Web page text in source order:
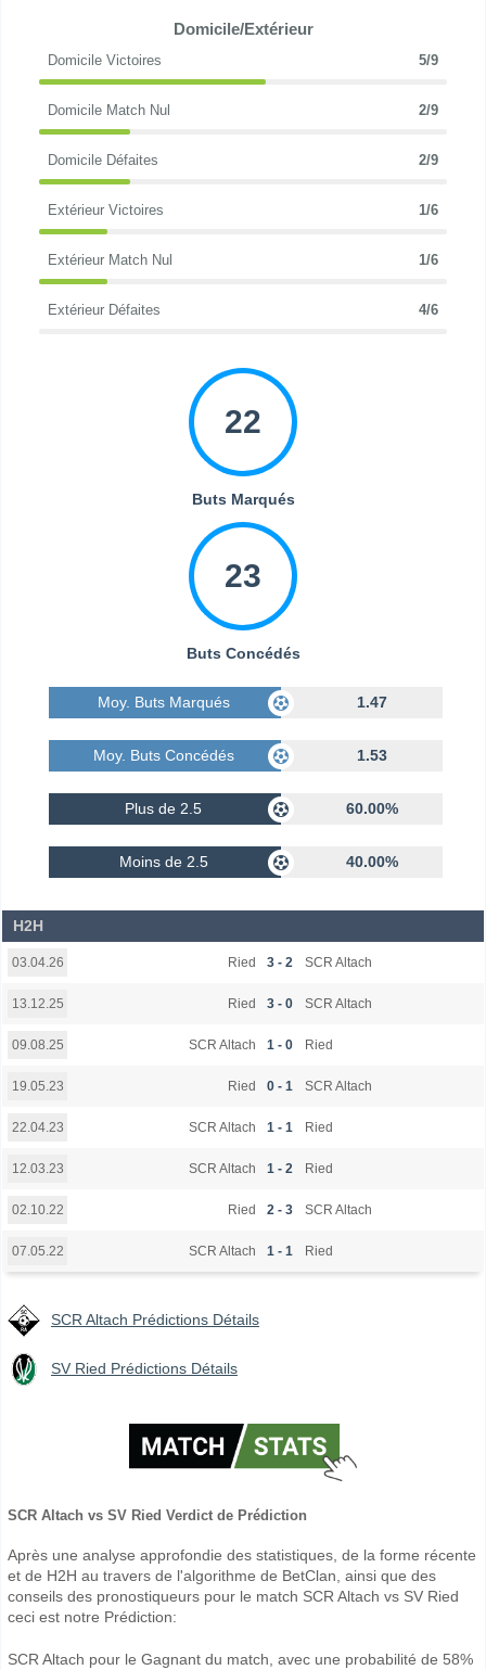
Domicile/Extérieur
Domicile Victoires 5/9
Domicile Match Nul 2/9
Domicile Défaites 2/9
Extérieur Victoires 1/6
Extérieur Match Nul 1/6
Extérieur Défaites 4/6
22
Buts Marqués
23
Buts Concédés
Moy. Buts Marqués 1.47
Moy. Buts Concédés 1.53
Plus de 2.5 60.00%
Moins de 2.5 40.00%
H2H
03.04.26 Ried 3 - 2 SCR Altach
13.12.25 Ried 3 - 0 SCR Altach
09.08.25 SCR Altach 1 - 0 Ried
19.05.23 Ried 0 - 1 SCR Altach
22.04.23 SCR Altach 1 - 1 Ried
12.03.23 SCR Altach 1 - 2 Ried
02.10.22 Ried 2 - 3 SCR Altach
07.05.22 SCR Altach 1 - 1 Ried
SCR Altach Prédictions Détails
SV Ried Prédictions Détails
SCR Altach vs SV Ried Verdict de Prédiction
Après une analyse approfondie des statistiques, de la forme récente
et de H2H au travers de l'algorithme de BetClan, ainsi que des
conseils des pronostiqueurs pour le match SCR Altach vs SV Ried
ceci est notre Prédiction:
SCR Altach pour le Gagnant du match, avec une probabilité de 58%